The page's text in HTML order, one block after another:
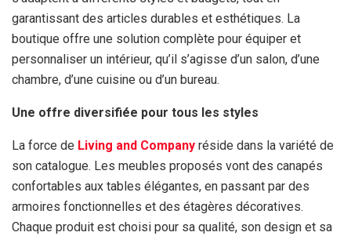
garantissant des articles durables et esthétiques. La
boutique offre une solution complète pour équiper et
personnaliser un intérieur, qu’il s’agisse d’un salon, d’une
chambre, d’une cuisine ou d’un bureau.
Une offre diversifiée pour tous les styles
La force de Living and Company réside dans la variété de
son catalogue. Les meubles proposés vont des canapés
confortables aux tables élégantes, en passant par des
armoires fonctionnelles et des étagères décoratives.
Chaque produit est choisi pour sa qualité, son design et sa